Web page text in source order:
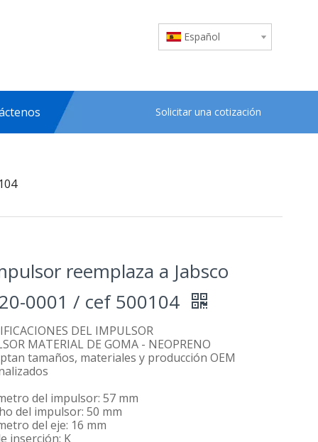
Español
Solicitar una cotización
reemplaza a Jabsco
0001 / cef 500104
DEL IMPULSOR
MATERIAL DE GOMA - NEOPRENO
tamaños, materiales y producción OEM
del impulsor: 57 mm
del impulsor: 50 mm
del eje: 16 mm
inserción: K